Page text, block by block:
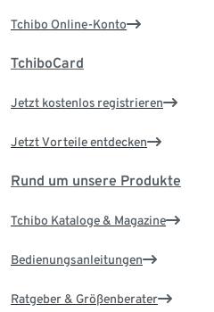
Tchibo Online-Konto
TchiboCard
Jetzt kostenlos registrieren
Jetzt Vorteile entdecken
Rund um unsere Produkte
Tchibo Kataloge & Magazine
Bedienungsanleitungen
Ratgeber & Größenberater